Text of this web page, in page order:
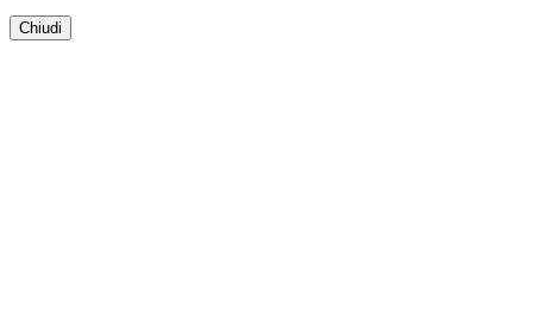
Chiudi